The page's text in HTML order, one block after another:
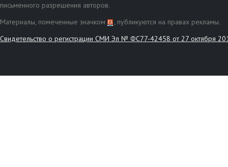
письменного разрешения авторов.
Материалы, помеченные значком
, публикуются на правах рекламы.
Свидетельство о регистрации СМИ Эл № ФС77-42458 от 27 октября